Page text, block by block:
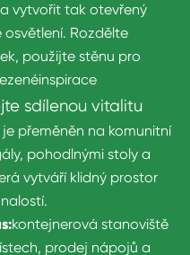
vytvořit tak otevřený
Rozdělte
použijte stěnu pro
inspirace
sdílenou vitalitu
je přeměněn na komunitní
pohodlnými stoly a
vytváří klidný prostor
kontejnerová stanoviště
prodej nápojů a